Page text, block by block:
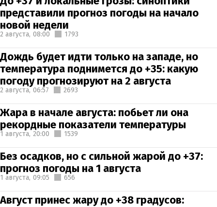
представили прогноз погоды на начало
новой недели
2 августа, 08:00 1793
Дождь будет идти только на западе, но
температура поднимется до +35: какую
погоду прогнозируют на 2 августа
2 августа, 06:57 2693
Жара в начале августа: побьет ли она
рекордные показатели температуры
1 августа, 20:00 1539
Без осадков, но с сильной жарой до +37:
прогноз погоды на 1 августа
1 августа, 09:05 656
Август принес жару до +38 градусов: